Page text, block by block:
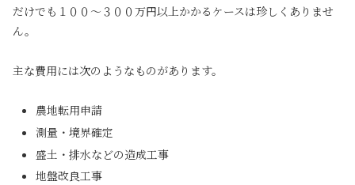
だけでも１００～３００万円以上かかるケースは珍しくありませ
ん。
主な費用には次のようなものがあります。
農地転用申請
測量・境界確定
盛土・排水などの造成工事
地盤改良工事